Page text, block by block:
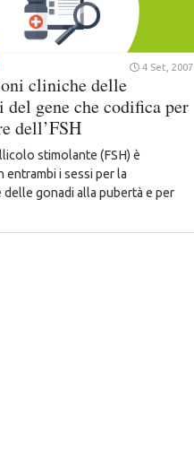
4 Set, 2007
cliniche delle
del gene che codifica per
dell’FSH
stimolante (FSH) è
entrambi i sessi per la
delle gonadi alla pubertà e per